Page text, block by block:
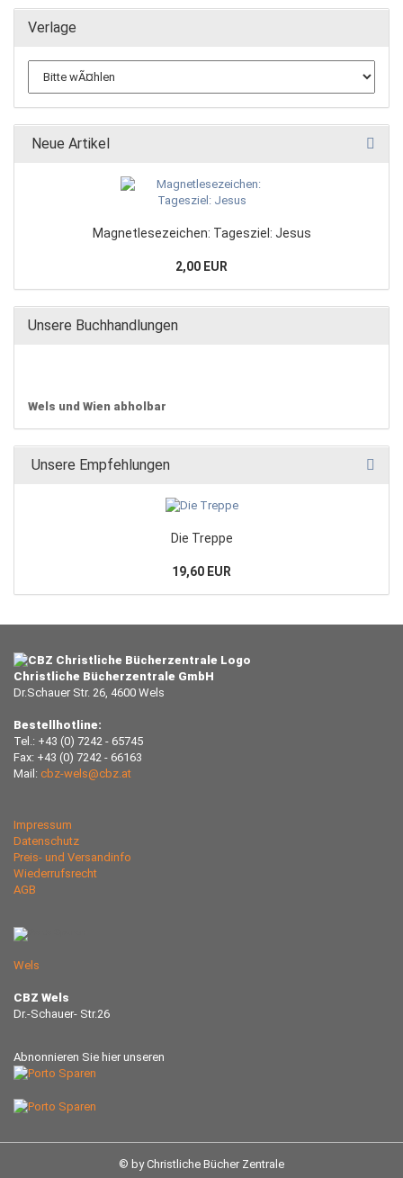
Verlage
Neue Artikel
Magnetlesezeichen: Tagesziel: Jesus
2,00 EUR
Unsere Buchhandlungen
Wels und Wien abholbar
Unsere Empfehlungen
Die Treppe
19,60 EUR
Christliche Bücherzentrale GmbH
Dr.Schauer Str. 26, 4600 Wels
Bestellhotline:
Tel.: +43 (0) 7242 - 65745
Fax: +43 (0) 7242 - 66163
Mail: cbz-wels@cbz.at
Impressum
Datenschutz
Preis- und Versandinfo
Wiederrufsrecht
AGB
Wels
CBZ Wels
Dr.-Schauer- Str.26
Abnonnieren Sie hier unseren
© by Christliche Bücher Zentrale